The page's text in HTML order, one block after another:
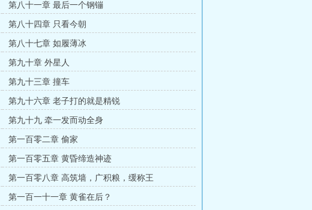
第八十一章 最后一个钢镚
第八十四章 只看今朝
第八十七章 如履薄冰
第九十章 外星人
第九十三章 撞车
第九十六章 老子打的就是精锐
第九十九 牵一发而动全身
第一百零二章 偷家
第一百零五章 黄昏缔造神迹
第一百零八章 高筑墙，广积粮，缓称王
第一百一十一章 黄雀在后？